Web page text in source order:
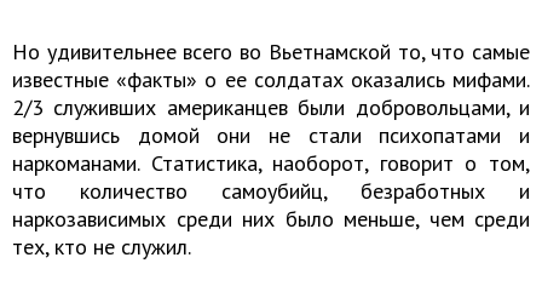
Но удивительнее всего во Вьетнамской то, что самые
известные «факты» о ее солдатах оказались мифами.
2/3 служивших американцев были добровольцами, и
вернувшись домой они не стали психопатами и
наркоманами. Статистика, наоборот, говорит о том,
что количество самоубийц, безработных и
наркозависимых среди них было меньше, чем среди
тех, кто не служил.